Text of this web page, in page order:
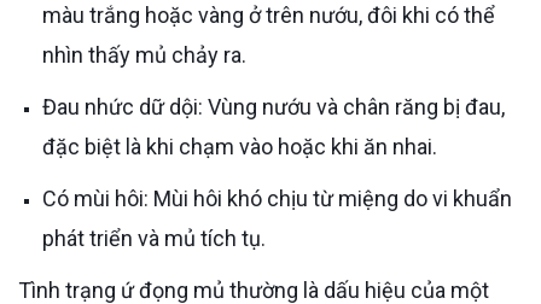
màu trắng hoặc vàng ở trên nướu, đôi khi có thể
nhìn thấy mủ chảy ra.
Đau nhức dữ dội: Vùng nướu và chân răng bị đau,
đặc biệt là khi chạm vào hoặc khi ăn nhai.
Có mùi hôi: Mùi hôi khó chịu từ miệng do vi khuẩn
phát triển và mủ tích tụ.
Tình trạng ứ đọng mủ thường là dấu hiệu của một